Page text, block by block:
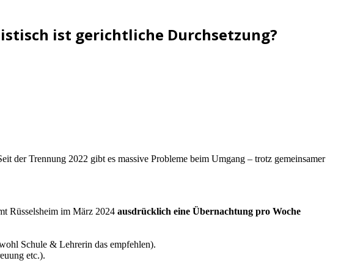
ist gerichtliche Durchsetzung?
der Trennung 2022 gibt es massive Probleme beim Umgang – trotz gemeinsamer
Rüsselsheim im März 2024 ausdrücklich eine Übernachtung pro Woche
Schule & Lehrerin das empfehlen).
etc.).